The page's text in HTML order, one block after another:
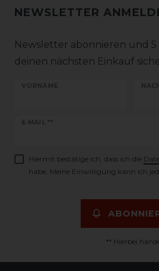
NEWSLETTER
Newsletter abonnieren und
deinen nächsten Einkauf
VORNAME
E-MAIL **
Newsletter
Hiermit bestätige ich, dass ich die
habe. Meine Einwilligung kann ich
** Hierbei